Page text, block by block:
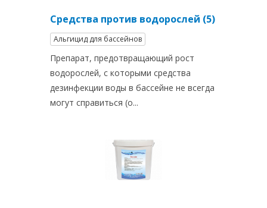
Средства против водорослей (5)
Альгицид для бассейнов
Препарат, предотвращающий рост
водорослей, с которыми средства
дезинфекции воды в бассейне не всегда
могут справиться (о...